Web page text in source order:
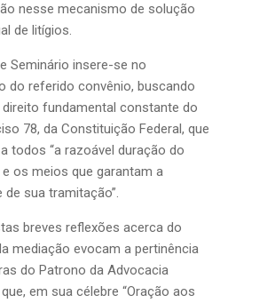
nesse mecanismo de solução
de litígios.
Seminário insere-se no
do referido convênio, buscando
fundamental constante do
78, da Constituição Federal, que
todos “a razoável duração do
os meios que garantam a
de sua tramitação”.
breves reflexões acerca do
mediação evocam a pertinência
do Patrono da Advocacia
em sua célebre “Oração aos